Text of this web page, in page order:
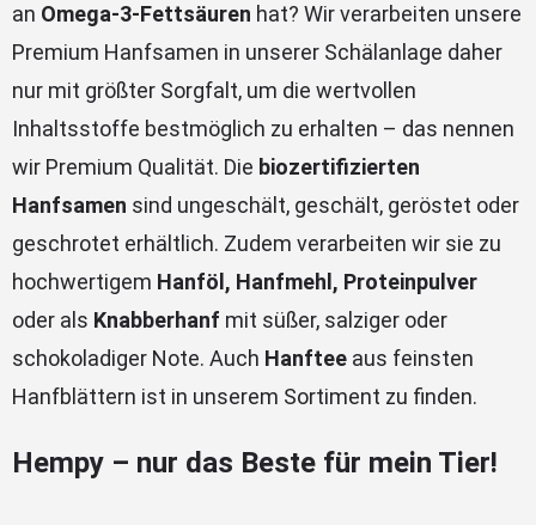
an Omega-3-Fettsäuren hat? Wir verarbeiten unsere
Premium Hanfsamen in unserer Schälanlage daher
nur mit größter Sorgfalt, um die wertvollen
Inhaltsstoffe bestmöglich zu erhalten – das nennen
wir Premium Qualität. Die biozertifizierten
Hanfsamen sind ungeschält, geschält, geröstet oder
geschrotet erhältlich. Zudem verarbeiten wir sie zu
hochwertigem Hanföl, Hanfmehl, Proteinpulver
oder als Knabberhanf mit süßer, salziger oder
schokoladiger Note. Auch Hanftee aus feinsten
Hanfblättern ist in unserem Sortiment zu finden.
Hempy – nur das Beste für mein Tier!